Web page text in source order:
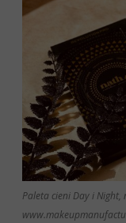
Paleta cieni Day i